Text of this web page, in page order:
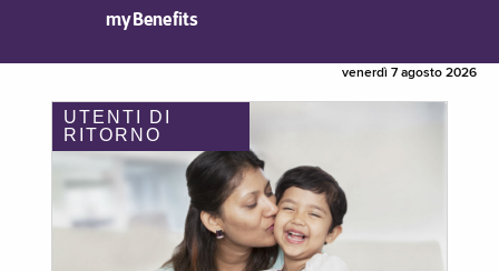
myBenefits
venerdì 7 agosto 2026
UTENTI DI
RITORNO